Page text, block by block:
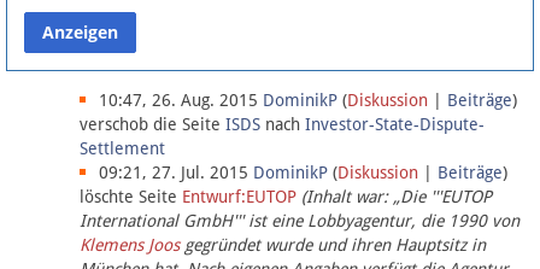
Datenschutz
Über Lobbypedia
Impressum
10:47, 26. Aug. 2015 DominikP (Diskussion Beiträge)
verschob die Seite ISDS nach Investor-State-Dispute-
Settlement
09:21, 27. Jul. 2015 DominikP (Diskussion Beiträge)
löschte Seite Entwurf:EUTOP (Inhalt war: „Die '''EUTOP
International GmbH''' ist eine Lobbyagentur, die 1990 von
Klemens Joosgegründet wurde und ihren Hauptsitz in